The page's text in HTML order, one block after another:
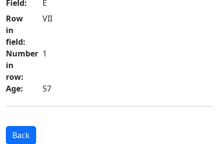
Field:
E
Row
in
field:
VII
Number
in
row:
1
Age: 57
Back